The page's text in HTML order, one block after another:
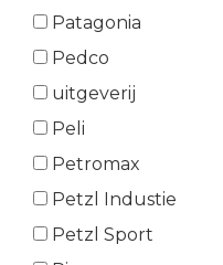
Patagonia
Pedco
uitgeverij
Peli
Petromax
Petzl Industie
Petzl Sport